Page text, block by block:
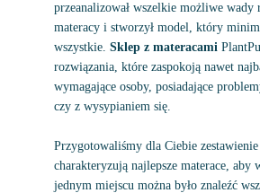
przeanalizował wszelkie możliwe wady
materacy i stworzył model, który
wszystkie. Sklep z materacami
rozwiązania, które zaspokoją nawet
wymagające osoby, posiadające
czy z wysypianiem się.
Przygotowaliśmy dla Ciebie
charakteryzują najlepsze materace, aby
jednym miejscu można było znaleźć